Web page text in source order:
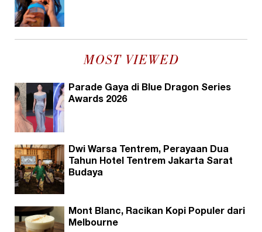
MOST VIEWED
Parade Gaya di Blue Dragon Series
Awards 2026
Dwi Warsa Tentrem, Perayaan Dua
Tahun Hotel Tentrem Jakarta Sarat
Budaya
Mont Blanc, Racikan Kopi Populer dari
Melbourne